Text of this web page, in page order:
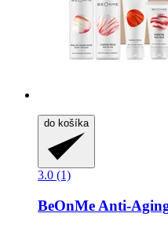
do košíka
3.0 (1)
BeOnMe Anti-​